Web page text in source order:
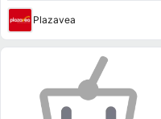
Plazavea